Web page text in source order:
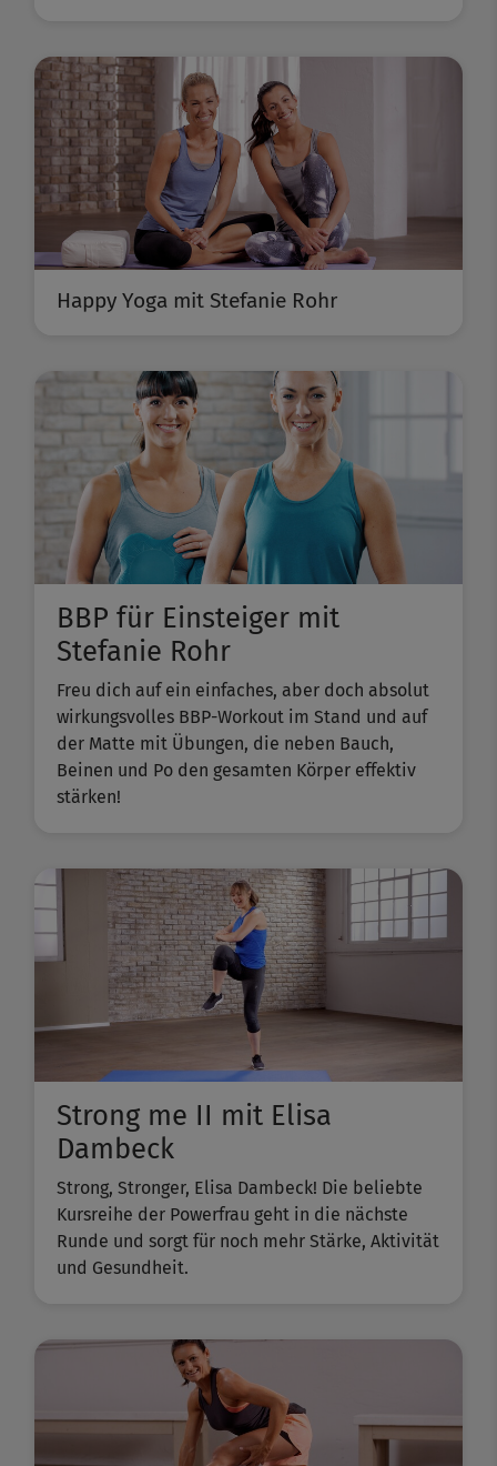
Happy Yoga mit Stefanie Rohr
BBP für Einsteiger mit
Stefanie Rohr
Freu dich auf ein einfaches, aber doch absolut
wirkungsvolles BBP-Workout im Stand und auf
der Matte mit Übungen, die neben Bauch,
Beinen und Po den gesamten Körper effektiv
stärken!
Strong me II mit Elisa
Dambeck
Strong, Stronger, Elisa Dambeck! Die beliebte
Kursreihe der Powerfrau geht in die nächste
Runde und sorgt für noch mehr Stärke, Aktivität
und Gesundheit.